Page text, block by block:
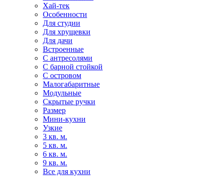
Хай-тек
Особенности
Для студии
Для хрущевки
Для дачи
Встроенные
С антресолями
С барной стойкой
С островом
Малогабаритные
Модульные
Скрытые ручки
Размер
Мини-кухни
Узкие
3 кв. м.
5 кв. м.
6 кв. м.
9 кв. м.
Все для кухни